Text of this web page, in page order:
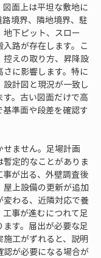
面上は平坦な敷地に
境界、隣地境界、駐
下ピット、スロー
路が存在します。こ
控えの取り方、昇降設
に影響します。特に
計図と現況が一致し
。古い図面だけで高
準面や段差を確認す
ません。足場計画
定的なことがありま
が出る、外壁調査後
屋上設備の更新が追加
変わる、近隣対応で養
事が進むにつれて足
す。届出が必要な足
工がずれると、説明
認が必要になる場合が